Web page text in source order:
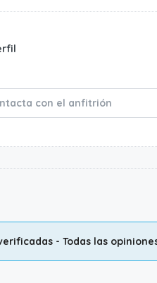
con el anfitrión
- Todas las